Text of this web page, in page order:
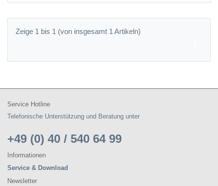
Zeige 1 bis 1 (von insgesamt 1 Artikeln)
Service Hotline
Telefonische Unterstützung und Beratung unter
+49 (0) 40 / 540 64 99
Informationen
Service & Download
Newsletter